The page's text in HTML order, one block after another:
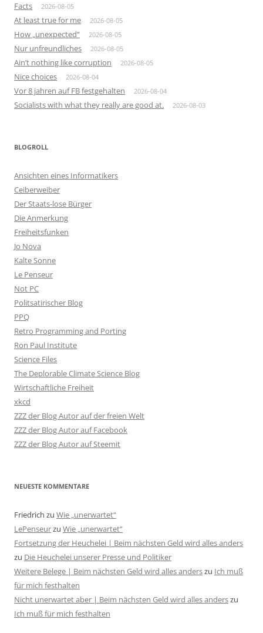
Facts 2026-08-05
At least true for me 2026-08-05
How „unexpected“ 2026-08-05
Nur unfreundliches 2026-08-05
Ain’t nothing like corruption 2026-08-05
Nice choices 2026-08-04
Vor 8 jahren auf FB festgehalten 2026-08-04
Socialists with what they really are good at. 2026-08-03
BLOGROLL
Ansichten eines Informatikers
Ceiberweiber
Der Staats-lose Bürger
Die Anmerkung
Freiheitsfunken
Jo Nova
Kalte Sonne
Le Penseur
Not PC
Politsatirischer Blog
PPQ
Retro Programming and Porting
Ron Paul Institute
Science Files
The Deplorable Climate Science Blog
Wirtschaftliche Freiheit
xkcd
ZZZ der Blog Autor auf der freien Welt
ZZZ der Blog Autor auf Facebook
ZZZ der Blog Autor auf Steemit
NEUESTE KOMMENTARE
Friedrich zu Wie „unerwartet“
LePenseurzu Wie „unerwartet“
Fortsetzung der Heuchelei | Beim nächsten Geld wird alles anders
zu Die Heuchelei unserer Presse und Politiker
Weitere Belege | Beim nächsten Geld wird alles anderszu Ich muß
für mich festhalten
Nicht unerwartet aber | Beim nächsten Geld wird alles anderszu
Ich muß für mich festhalten